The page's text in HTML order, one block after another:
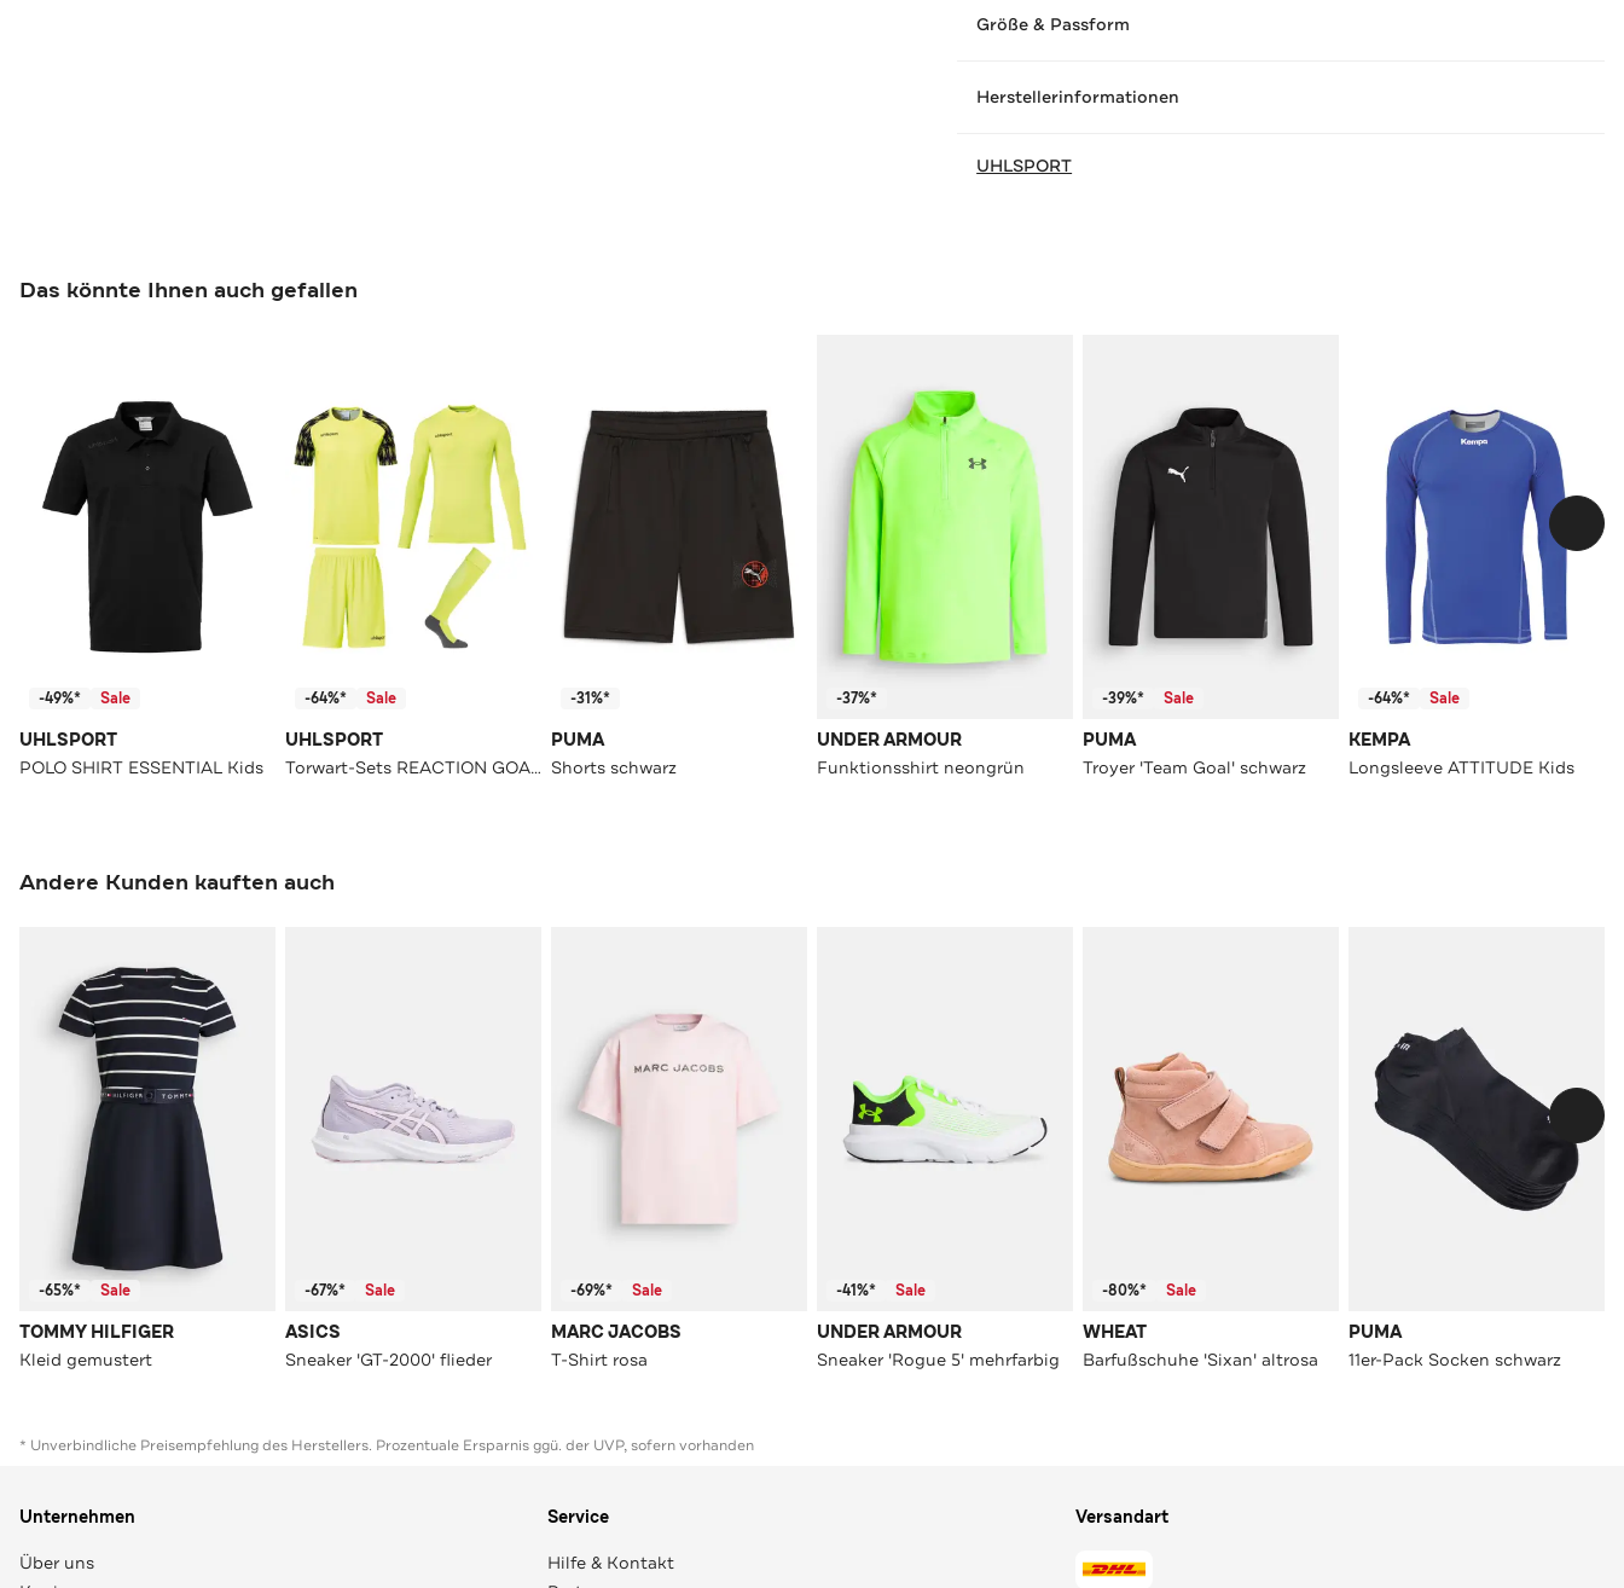
Größe & Passform
Herstellerinformationen
UHLSPORT
Das könnte Ihnen auch gefallen
-49%* Sale
UHLSPORT
POLO SHIRT ESSENTIAL Kids
-64%* Sale
UHLSPORT
Torwart-Sets REACTION GOALKEEPER Kids
-31%*
PUMA
Shorts schwarz
-37%*
UNDER ARMOUR
Funktionsshirt neongrün
-39%* Sale
PUMA
Troyer 'Team Goal' schwarz
-64%* Sale
KEMPA
Longsleeve ATTITUDE Kids
Andere Kunden kauften auch
-65%* Sale
TOMMY HILFIGER
Kleid gemustert
-67%* Sale
ASICS
Sneaker 'GT-2000' flieder
-69%* Sale
MARC JACOBS
T-Shirt rosa
-41%* Sale
UNDER ARMOUR
Sneaker 'Rogue 5' mehrfarbig
-80%* Sale
WHEAT
Barfußschuhe 'Sixan' altrosa
PUMA
11er-Pack Socken schwarz
* Unverbindliche Preisempfehlung des Herstellers. Prozentuale Ersparnis ggü. der UVP, sofern vorhanden
Unternehmen
Über uns
Service
Hilfe & Kontakt
Versandart